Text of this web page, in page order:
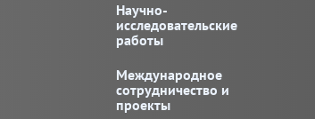
Научно-
исследовательские
работы
Международное
сотрудничество и
проекты